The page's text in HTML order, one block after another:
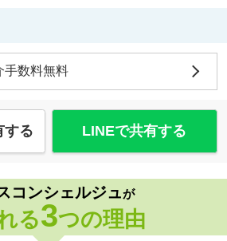
手数料無料
する LINEで共有する
コンシェルジュが
る3つの理由